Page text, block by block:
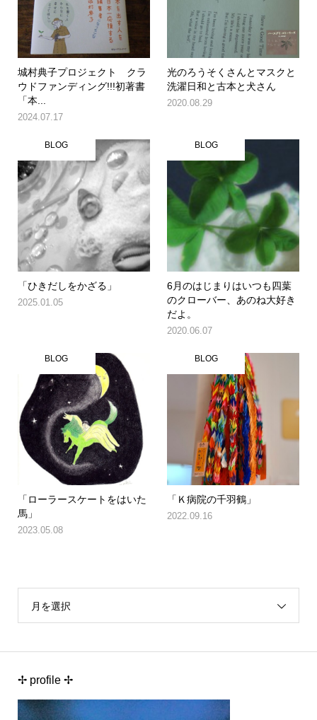
城村典子プロジェクト クラ
ウドファンディング!!!初著書
「本...
2024.07.17
光のろうそくさんとマスクと
洗濯日和と古本と犬さん
2020.08.29
BLOG
「ひきだしをかざる」
2025.01.05
BLOG
6月のはじまりはいつも四葉
のクローバー、あのね大好き
だよ。
2020.06.07
BLOG
「ローラースケートをはいた
馬」
2023.05.08
BLOG
「Ｋ病院の千羽鶴」
2022.09.16
月を選択
✢ profile ✢